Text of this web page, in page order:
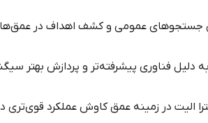
جستجوهای عمومی و کشف اهداف در
به دلیل فناوری پیشرفته‌تر و پردازش بهتر
الیت در زمینه عمق کاوش عملکرد قوی‌تری